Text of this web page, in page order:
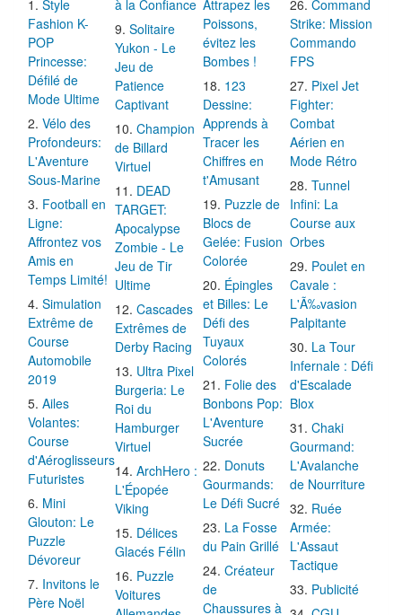
Style
Fashion K-
POP
Princesse:
Défilé de
Mode Ultime
Vélo des
Profondeurs:
L'Aventure
Sous-Marine
Football en
Ligne:
Affrontez vos
Amis en
Temps Limité!
Simulation
Extrême de
Course
Automobile
2019
Ailes
Volantes:
Course
d'Aéroglisseurs
Futuristes
Mini
Glouton: Le
Puzzle
Dévoreur
Invitons le
Père Noël
à la Confiance
Solitaire
Yukon - Le
Jeu de
Patience
Captivant
Champion
de Billard
Virtuel
DEAD
TARGET:
Apocalypse
Zombie - Le
Jeu de Tir
Ultime
Cascades
Extrêmes de
Derby Racing
Ultra Pixel
Burgeria: Le
Roi du
Hamburger
Virtuel
ArchHero :
L'Épopée
Viking
Délices
Glacés Félin
Puzzle
Voitures
Attrapez les
Poissons,
évitez les
Bombes !
123
Dessine:
Apprends à
Tracer les
Chiffres en
t'Amusant
Puzzle de
Blocs de
Gelée: Fusion
Colorée
Épingles
et Billes: Le
Défi des
Tuyaux
Colorés
Folie des
Bonbons Pop:
L'Aventure
Sucrée
Donuts
Gourmands:
Le Défi Sucré
La Fosse
du Pain Grillé
Créateur
de
Chaussures à
Command
Strike: Mission
Commando
FPS
Pixel Jet
Fighter:
Combat
Aérien en
Mode Rétro
Tunnel
Infini: La
Course aux
Orbes
Poulet en
Cavale :
L'Ã‰vasion
Palpitante
La Tour
Infernale : Défi
d'Escalade
Blox
Chaki
Gourmand:
L'Avalanche
de Nourriture
Ruée
Armée:
L'Assaut
Tactique
Publicité